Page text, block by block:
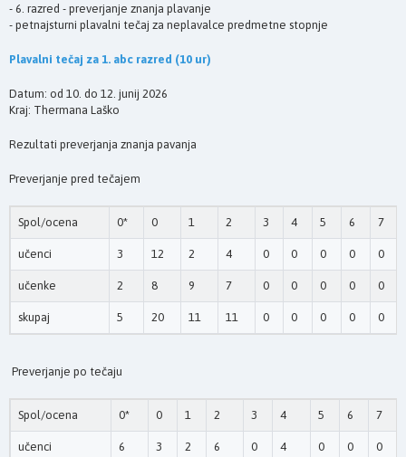
- 6. razred - preverjanje znanja plavanje
- petnajsturni plavalni tečaj za neplavalce predmetne stopnje
Plavalni tečaj za 1. abc razred (10 ur)
Datum: od 10. do 12. junij 2026
Kraj: Thermana Laško
Rezultati preverjanja znanja pavanja
Preverjanje pred tečajem
Spol/ocena 0* 0 1 2 3 4 5 6 7
učenci 3 12 2 4 0 0 0 0 0
učenke 2 8 9 7 0 0 0 0 0
skupaj 5 20 11 11 0 0 0 0 0
Preverjanje po tečaju
Spol/ocena 0* 0 1 2 3 4 5 6 7
učenci 6 3 2 6 0 4 0 0 0